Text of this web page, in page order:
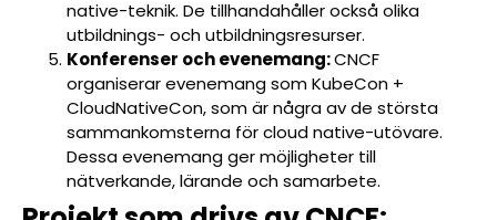
native-teknik. De tillhandahåller också olika
utbildnings- och utbildningsresurser.
Konferenser och evenemang:CNCF
organiserar evenemang som KubeCon +
CloudNativeCon, som är några av de största
sammankomsterna för cloud native-utövare.
Dessa evenemang ger möjligheter till
nätverkande, lärande och samarbete.